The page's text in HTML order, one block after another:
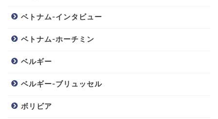
ベトナム-インタビュー
ベトナム-ホーチミン
ベルギー
ベルギー-ブリュッセル
ボリビア